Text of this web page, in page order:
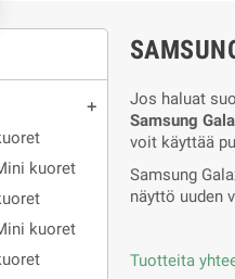
add
kuoret
kuoret
Jos haluat
Samsung
voit käyttää
Samsung
näyttö uuden
Tuotteita